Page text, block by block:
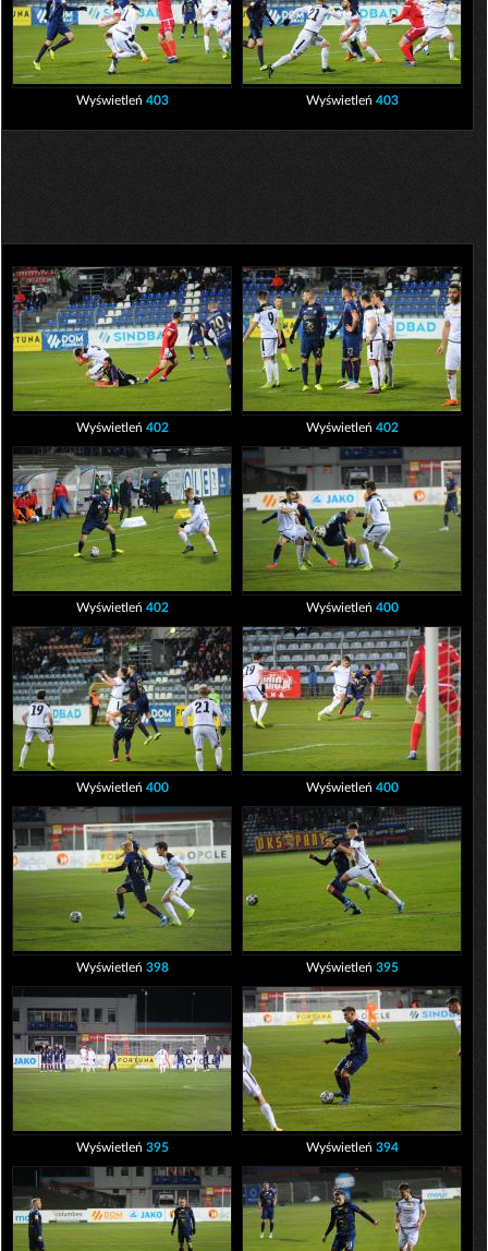
Wyświetleń 403 Wyświetleń 403
Wyświetleń 402 Wyświetleń 402
Wyświetleń 402 Wyświetleń 400
Wyświetleń 400 Wyświetleń 400
Wyświetleń 398 Wyświetleń 395
Wyświetleń 395 Wyświetleń 394